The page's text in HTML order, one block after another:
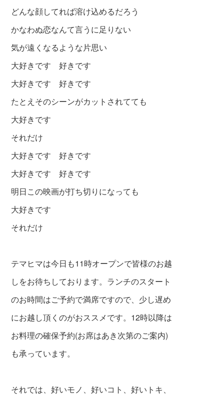
どんな顔してれば溶け込めるだろう
かなわぬ恋なんて言うに足りない
気が遠くなるような片思い
大好きです 好きです
大好きです 好きです
たとえそのシーンがカットされてても
大好きです
それだけ
大好きです 好きです
大好きです 好きです
明日この映画が打ち切りになっても
大好きです
それだけ
テマヒマは今日も11時オープンで皆様のお越
しをお待ちしております。ランチのスタート
のお時間はご予約で満席ですので、少し遅め
にお越し頂くのがおススメです。12時以降は
お料理の確保予約(お席はあき次第のご案内)
も承っています。
それでは、好いモノ、好いコト、好いトキ、